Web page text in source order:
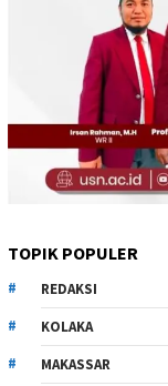
TOPIK POPULER
REDAKSI
KOLAKA
MAKASSAR